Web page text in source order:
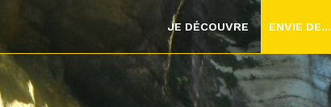
JE DÉCOUVRE ENVIE DE...